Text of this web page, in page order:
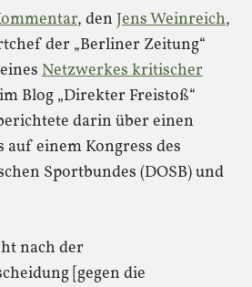
, den Jens Weinreich,
der „Berliner Zeitung“
Netzwerkes kritischer
Blog „Direkter Freistoß“
darin über einen
einem Kongress des
Sportbundes (DOSB) und
nach der
[gegen die